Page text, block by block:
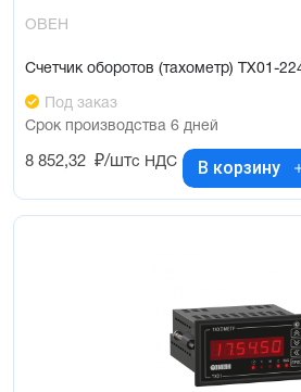
ОВЕН
Счетчик оборотов (тахометр) ТХ01-
Под заказ
Срок производства 6 дней
8 852,32 ₽/штс НДС В корзину